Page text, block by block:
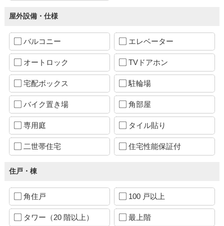
屋外設備・仕様
バルコニー エレベーター
オートロック TVドアホン
宅配ボックス 駐輪場
バイク置き場 角部屋
専用庭 タイル貼り
二世帯住宅 住宅性能保証付
住戸・棟
角住戸 100 戸以上
タワー（20 階以上） 最上階